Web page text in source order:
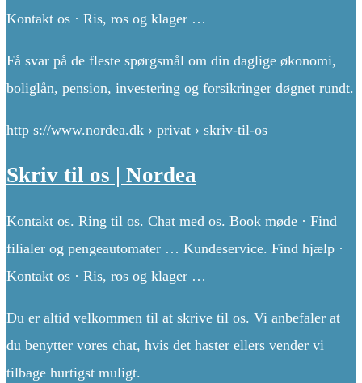
Kontakt os · Ris, ros og klager …
Få svar på de fleste spørgsmål om din daglige økonomi,
boliglån, pension, investering og forsikringer døgnet rundt.
http s://www.nordea.dk › privat › skriv-til-os
Skriv til os | Nordea
Kontakt os. Ring til os. Chat med os. Book møde · Find
filialer og pengeautomater … Kundeservice. Find hjælp ·
Kontakt os · Ris, ros og klager …
Du er altid velkommen til at skrive til os. Vi anbefaler at
du benytter vores chat, hvis det haster ellers vender vi
tilbage hurtigst muligt.